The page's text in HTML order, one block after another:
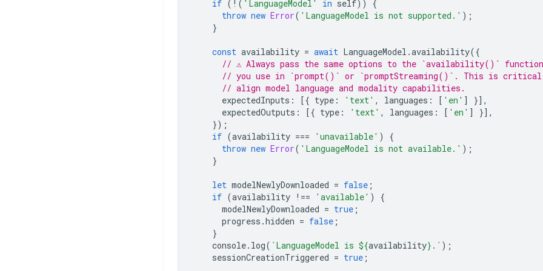
if ( ! ( 'LanguageModel' in self))
{
throw new Error( 'LanguageModel is not supported.' );
}
const availability = await LanguageModel .availability({
// ⚠️ Always pass the same options to the `availability()`
// you use in `prompt()` or `promptStreaming()`. This is
// align model language and modality capabilities.
expectedInputs : [{ type : 'text' , languages : [ 'en' ]
}],
expectedOutputs : [{ type : 'text' , languages : [ 'en' ]
}],
});
if (availability === 'unavailable' )
{
throw new Error( 'LanguageModel is not available.' );
}
let modelNewlyDownloaded = false ;
if (availability !== 'available' )
{
modelNewlyDownloaded = true ;
progress .hidden = false ;
}
console. log( `LanguageModel is ${availability} .` );
sessionCreationTriggered = true ;